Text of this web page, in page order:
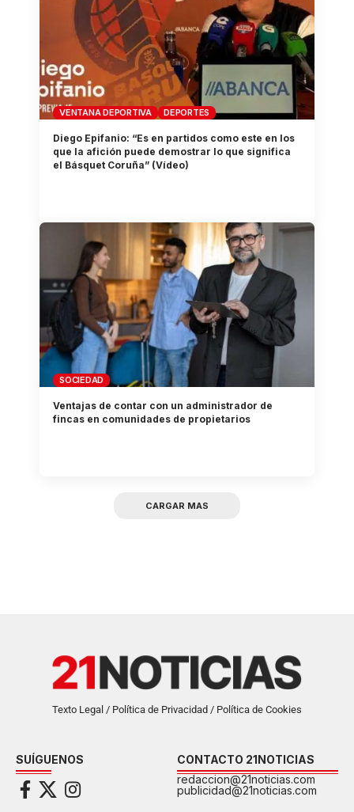
VENTANA DEPORTIVA DEPORTES
Diego Epifanio: “Es en partidos como este en los
que la afición puede demostrar lo que significa
el Básquet Coruña” (Vídeo)
SOCIEDAD
Ventajas de contar con un administrador de
fincas en comunidades de propietarios
CARGAR MAS
Texto Legal / Política de Privacidad / Política de Cookies
SUÍGUENOS
CONTACTO 21NOTICIAS
redaccion@21noticias.com
publicidad@21noticias.com